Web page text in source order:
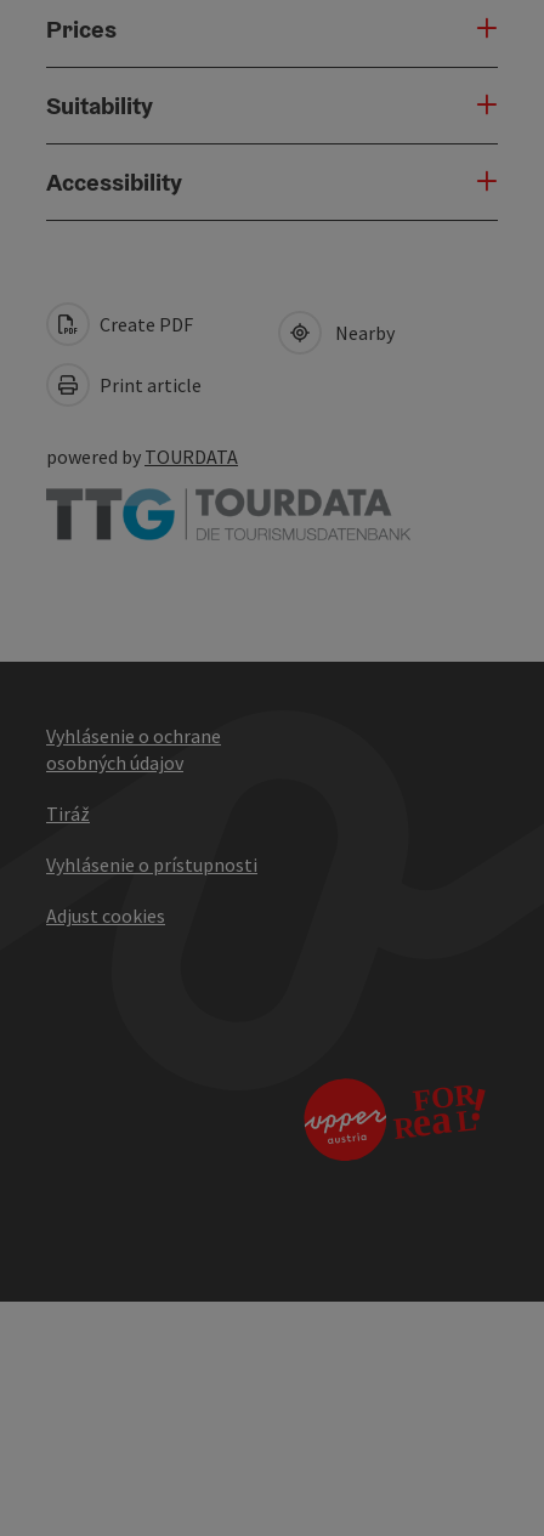
Prices
Suitability
Accessibility
Create PDF
Print article
Nearby
powered by TOURDATA
Vyhlásenie o ochrane
osobných údajov
Tiráž
Vyhlásenie o prístupnosti
Adjust cookies